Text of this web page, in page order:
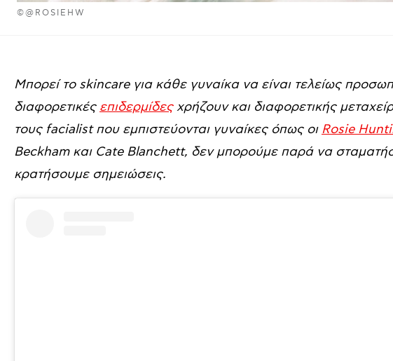
©@ROSIEHW
Μπορεί το skincare για κάθε γυναίκα να είναι τελείως
διαφορετικές επιδερμίδεςχρήζουν και διαφορετικής
τους facialist που εμπιστεύονται γυναίκες όπως οι Rosie
Beckham και Cate Blanchett, δεν μπορούμε παρά να
κρατήσουμε σημειώσεις.